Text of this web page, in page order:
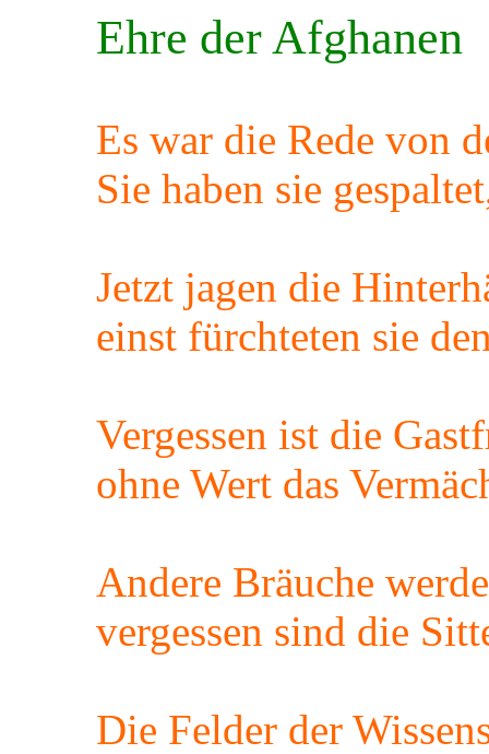
Ehre der Afghanen
Es war die Rede von
Sie haben sie
Jetzt jagen die
einst fürchteten sie
Vergessen ist die
ohne Wert das
Andere Bräuche
vergessen sind die
Die Felder der